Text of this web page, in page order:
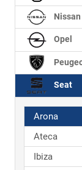
Nissan
Opel
Seat
Arona
Ateca
Ibiza